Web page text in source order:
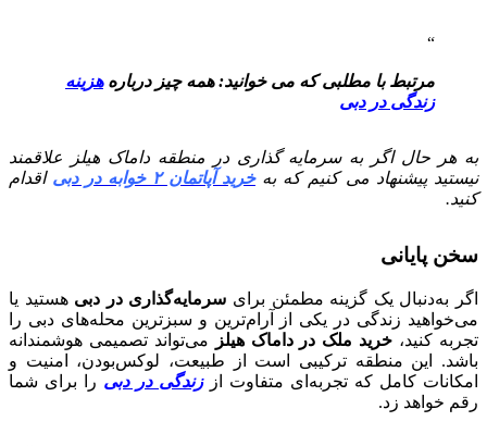
مرتبط با مطلبی که می خوانید: همه چیز دربارههزینه
زندگی در دبی
به هر حال اگر به سرمایه گذاری در منطقه داماک هیلز علاقمند
نیستید پیشنهاد می کنیم که بهخرید آپاتمان ۲ خوابه در دبی
اقدام
کنید.
سخن پایانی
اگر به‌دنبال یک گزینه مطمئن برای سرمایه‌گذاری در دبی هستید یا
می‌خواهید زندگی در یکی از آرام‌ترین و سبزترین محله‌های دبی را
تجربه کنید، خرید ملک در داماک هیلز
می‌تواند تصمیمی هوشمندانه
باشد. این منطقه ترکیبی است از طبیعت، لوکس‌بودن، امنیت و
امکانات کامل که تجربه‌ای متفاوت اززندگی در دبی را برای شما
رقم خواهد زد.